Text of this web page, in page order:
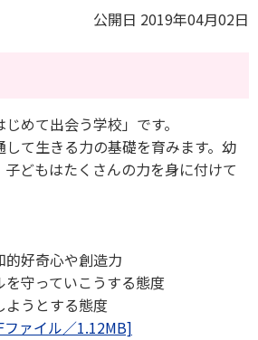
公開日 2019年04月02日
めて出会う学校」です。
て生きる力の基礎を育みます。幼
どもはたくさんの力を身に付けて
好奇心や創造力
守っていこうする態度
ようとする態度
ァイル／1.12MB]